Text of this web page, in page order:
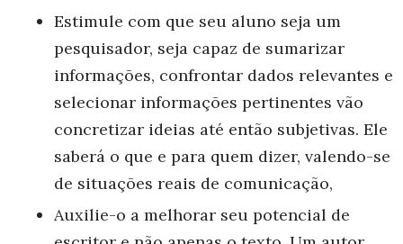
Estimule com que seu aluno seja um
pesquisador, seja capaz de sumarizar
informações, confrontar dados relevantes e
selecionar informações pertinentes vão
concretizar ideias até então subjetivas. Ele
saberá o que e para quem dizer, valendo-se
de situações reais de comunicação,
Auxilie-o a melhorar seu potencial de